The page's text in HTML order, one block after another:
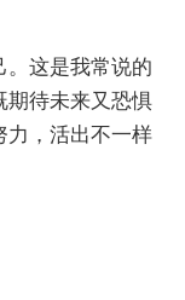
这是我常说的
期待未来又恐惧
力，活出不一样